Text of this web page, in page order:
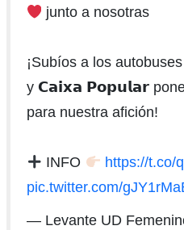
junto a nosotras
¡Subíos a los
y 𝗖𝗮𝗶𝘅𝗮 𝗣𝗼𝗽𝘂𝗹𝗮𝗿
para nuestra afición!
INFO
https://t.co/
pic.twitter.com/
— Levante UD